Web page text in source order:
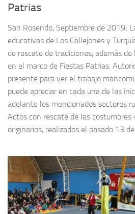
Patrias
San Rosendo, Septiembre de 2019;
educativas de Los Callejones y
de rescate de tradiciones, además
en el marco de Fiestas Patrias.
presente para ver el trabajo
puede apreciar en cada una de las
adelante los mencionados sectores
Actos con rescate de las
originarios, realizados el pasado 13